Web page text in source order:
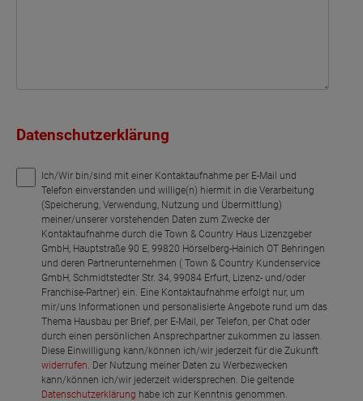
Datenschutzerklärung
Ich/Wir bin/sind mit einer Kontaktaufnahme per E-Mail und
Telefon einverstanden und willige(n) hiermit in die Verarbeitung
(Speicherung, Verwendung, Nutzung und Übermittlung)
meiner/unserer vorstehenden Daten zum Zwecke der
Kontaktaufnahme durch die Town & Country Haus Lizenzgeber
GmbH, Hauptstraße 90 E, 99820 Hörselberg-Hainich OT Behringen
und deren Partnerunternehmen ( Town & Country Kundenservice
GmbH, Schmidtstedter Str. 34, 99084 Erfurt, Lizenz- und/oder
Franchise-Partner) ein. Eine Kontaktaufnahme erfolgt nur, um
mir/uns Informationen und personalisierte Angebote rund um das
Thema Hausbau per Brief, per E-Mail, per Telefon, per Chat oder
durch einen persönlichen Ansprechpartner zukommen zu lassen.
Diese Einwilligung kann/können ich/wir jederzeit für die Zukunft
widerrufen . Der Nutzung meiner Daten zu Werbezwecken
kann/können ich/wir jederzeit widersprechen. Die geltende
Datenschutzerklärung habe ich zur Kenntnis genommen.